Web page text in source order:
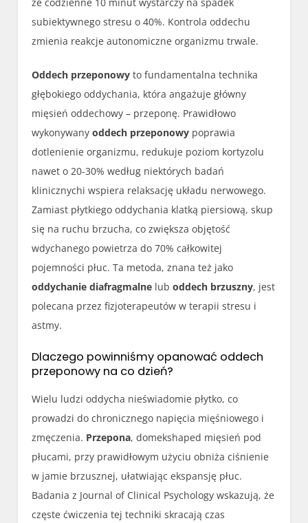
subiektywnego stresu o 40%. Kontrola oddechu
zmienia reakcje autonomiczne organizmu trwale.
Oddech przeponowy to fundamentalna technika
głębokiego oddychania, która angażuje główny
mięsień oddechowy – przeponę. Prawidłowo
wykonywanyoddech przeponowy poprawia
dotlenienie organizmu, redukuje poziom kortyzolu
nawet o 20-30% według niektórych badań
klinicznychi wspiera relaksację układu nerwowego.
Zamiast płytkiego oddychania klatką piersiową, skup
się na ruchu brzucha, co zwiększa objętość
wdychanego powietrza do 70% całkowitej
pojemności płuc. Ta metoda, znana też jako
oddychanie diafragmalne luboddech brzuszny, jest
polecana przez fizjoterapeutów w terapii stresu i
astmy.
Dlaczego powinniśmy opanować oddech
przeponowy na co dzień?
Wielu ludzi oddycha nieświadomie płytko, co
prowadzi do chronicznego napięcia mięśniowego i
zmęczenia. Przepona, domekshaped mięsień pod
płucami, przy prawidłowym użyciu obniża ciśnienie
w jamie brzusznej, ułatwiając ekspansję płuc.
Badania z Journal of Clinical Psychology wskazują, że
częste ćwiczenia tej techniki skracają czas